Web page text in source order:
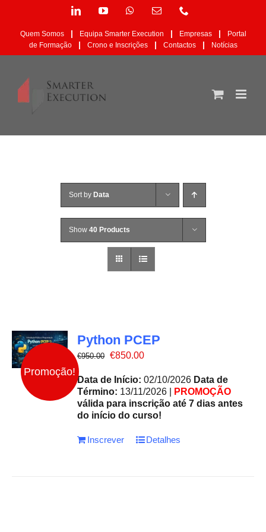
content
LinkedInYouTubeWhatsAppEmail
mas
não
publicado)
Quem Somos | Equipa Smarter Execution | Empresas |
Portal
de Formação
| Crono e Inscrições | Contactos | Notícias
Sort by Data
Show 40 Products
Promoção!
Python PCEP
€950.00 O
original
era:
€950.00.
€850.00O
atual
é:
€850.00.
Data de Início: 02/10/2026 Data de
Término: 13/11/2026 |
PROMOÇÃO
válida para inscrição até 7 dias antes
do início do curso!
Inscrever Detalhes